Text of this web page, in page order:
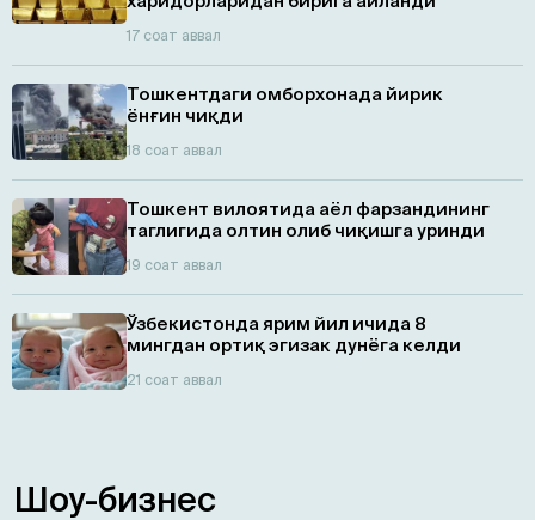
17 соат аввал
Тошкентдаги омборхонада йирик
ёнғин чиқди
18 соат аввал
Тошкент вилоятида аёл фарзандининг
таглигида олтин олиб чиқишга уринди
19 соат аввал
Ўзбекистонда ярим йил ичида 8
мингдан ортиқ эгизaк дунёга келди
21 соат аввал
Шоу-бизнес